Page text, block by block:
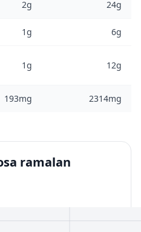
2g 24g
1g 6g
1g 12g
193mg 2314mg
ramalan